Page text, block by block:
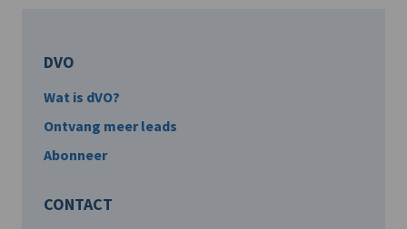
DVO
Wat is dVO?
Ontvang meer leads
Abonneer
CONTACT